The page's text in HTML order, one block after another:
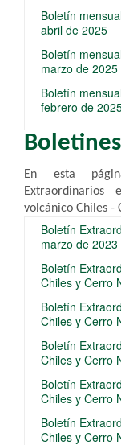
Boletín
abril de 2025
Boletín
marzo de 2025
Boletín
febrero de
En esta
volcánico Chiles -
Boletín
marzo de 2023
Boletín
Chiles y Cerro
Boletín
Chiles y Cerro
Boletín
Chiles y Cerro
Boletín
Chiles y Cerro
Boletín
Chiles y Cerro